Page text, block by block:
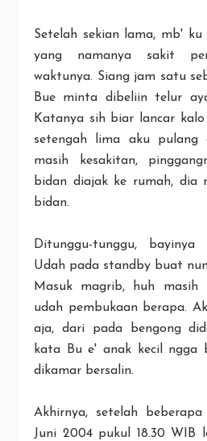
Setelah sekian lama, mb'
yang namanya sakit
waktunya. Siang jam satu
Bue minta dibeliin telur
Katanya sih biar lancar
setengah lima aku pulang
masih kesakitan,
bidan diajak ke rumah, dia
bidan.
Ditunggu-tunggu,
Udah pada standby buat
Masuk magrib, huh masih
udah pembukaan berapa.
aja, dari pada bengong
kata Bu e' anak kecil ngga
dikamar bersalin.
Akhirnya, setelah
Juni 2004 pukul 18.30 WIB